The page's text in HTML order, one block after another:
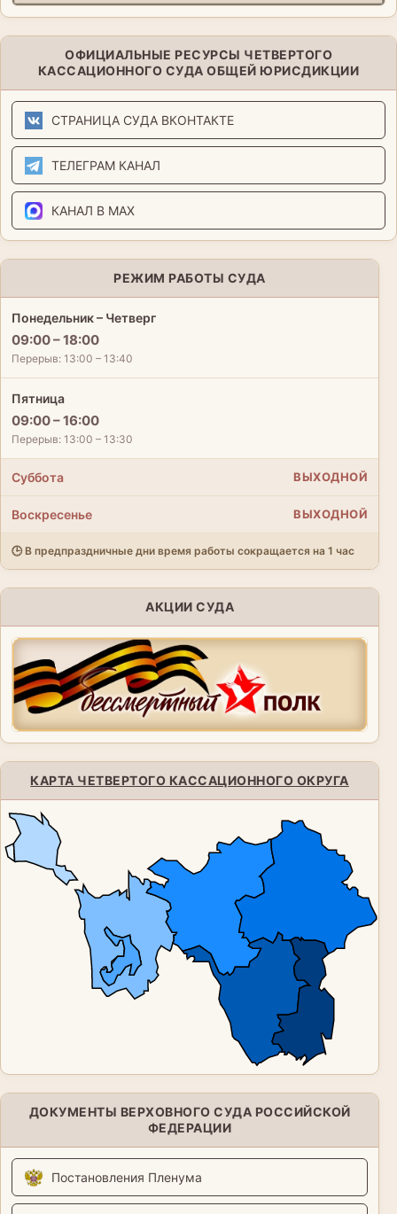
ОФИЦИАЛЬНЫЕ РЕСУРСЫ ЧЕТВЕРТОГО
КАССАЦИОННОГО СУДА ОБЩЕЙ ЮРИСДИКЦИИ
СТРАНИЦА СУДА ВКОНТАКТЕ
ТЕЛЕГРАМ КАНАЛ
КАНАЛ В MAX
РЕЖИМ РАБОТЫ СУДА
Понедельник – Четверг
09:00 – 18:00
Перерыв: 13:00 – 13:40
Пятница
09:00 – 16:00
Перерыв: 13:00 – 13:30
Суббота ВЫХОДНОЙ
Воскресенье ВЫХОДНОЙ
🕒 В предпраздничные дни время работы сокращается на 1 час
АКЦИИ СУДА
КАРТА ЧЕТВЕРТОГО КАССАЦИОННОГО ОКРУГА
ДОКУМЕНТЫ ВЕРХОВНОГО СУДА РОССИЙСКОЙ
ФЕДЕРАЦИИ
Постановления Пленума